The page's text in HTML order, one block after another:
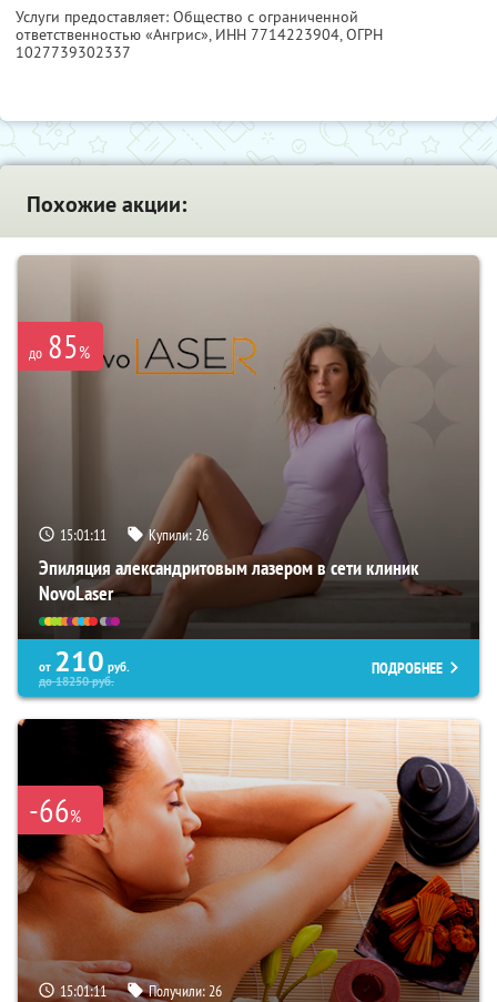
Услуги предоставляет: Общество с ограниченной
ответственностью «Ангрис», ИНН 7714223904, ОГРН
1027739302337
Похожие акции:
до 85%
15:01:10 Купили:26
Эпиляция александритовым лазером в сети клиник
NovoLaser
от 210 руб.
до18250руб.
ПОДРОБНЕЕ
-66%
15:01:10 Получили:26